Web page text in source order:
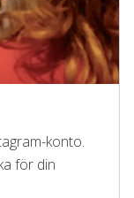
konto.
för din